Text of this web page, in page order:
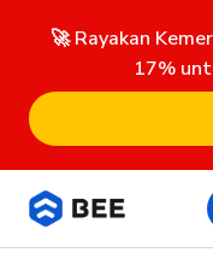
🚀 Rayakan
17%